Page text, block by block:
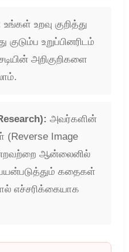
உங்கள் உறவு குறித்து
உறுப்பினரிடம்
அறிகுறிகளை
அவர்களின்
(Reverse Image
ஆன்லைனில்
கதைகள்
எச்சரிக்கையாக